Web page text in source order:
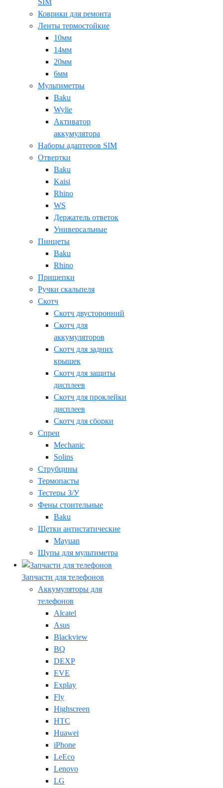
SIM
Коврики для ремонта
Ленты термостойкие
10мм
14мм
20мм
6мм
Мультиметры
Baku
Wylie
Активатор
аккумулятора
Наборы адаптеров SIM
Отвертки
Baku
Kaisi
Rhino
WS
Держатель ответок
Универсальные
Пинцеты
Baku
Rhino
Прищепки
Ручки скальпеля
Скотч
Скотч двусторонний
Скотч для
аккумуляторов
Скотч для задних
крышек
Скотч для защиты
дисплеев
Скотч для проклейки
дисплеев
Скотч для сборки
Спреи
Mechanic
Solins
Струбцины
Термопасты
Тестеры З/У
Фены стоительные
Baku
Щетки антистатические
Mayuan
Щупы для мультиметра
Запчасти для телефонов
Аккумуляторы для
телефонов
Alcatel
Asus
Blackview
BQ
DEXP
EVE
Explay
Fly
Highscreen
HTC
Huawei
iPhone
LeEco
Lenovo
LG